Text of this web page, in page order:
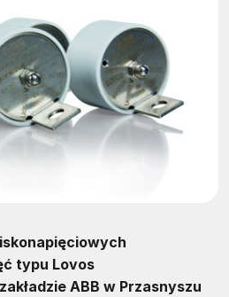
typu Lovos
ABB w Przasnyszu